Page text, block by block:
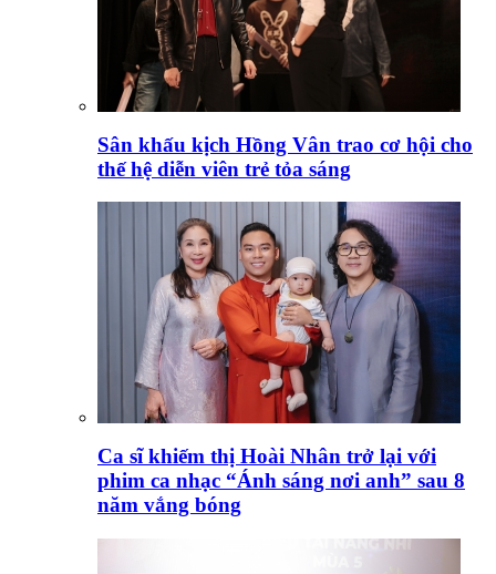
Sân khấu kịch Hồng Vân trao cơ hội cho
thế hệ diễn viên trẻ tỏa sáng
Ca sĩ khiếm thị Hoài Nhân trở lại với
phim ca nhạc “Ánh sáng nơi anh” sau 8
năm vắng bóng